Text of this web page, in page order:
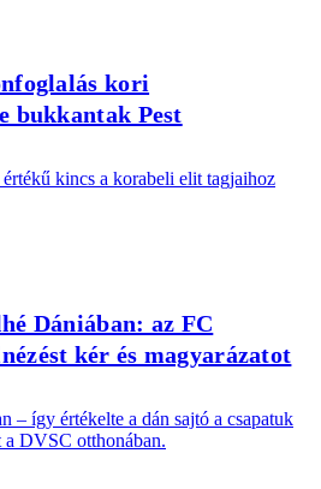
kori
bukkantak Pest
kincs a korabeli elit tagjaihoz
Dániában: az FC
kér és magyarázatot
– így értékelte a dán sajtó a csapatuk
a DVSC otthonában.